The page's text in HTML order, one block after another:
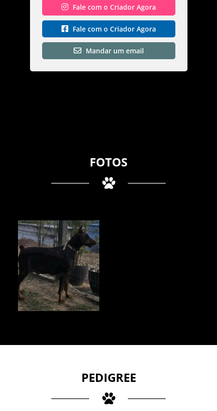
Fale com o Criador Agora
Fale com o Criador Agora
Mandar um email
FOTOS
PEDIGREE